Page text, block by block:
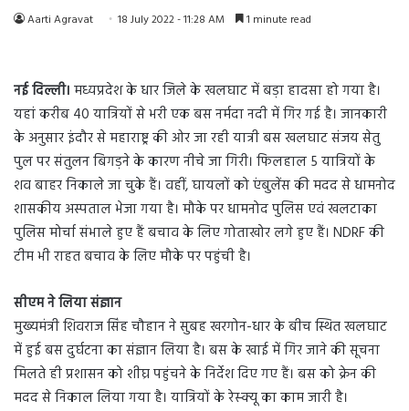
Aarti Agravat 18 July 2022 - 11:28 AM 1 minute read
नई दिल्ली। मध्यप्रदेश के धार जिले के खलघाट में बड़ा हादसा हो गया है।
यहां करीब 40 यात्रियों से भरी एक बस नर्मदा नदी में गिर गई है। जानकारी
के अनुसार इंदौर से महाराष्ट्र की ओर जा रही यात्री बस खलघाट संजय सेतु
पुल पर संतुलन बिगड़ने के कारण नीचे जा गिरी। फिलहाल 5 यात्रियों के
शव बाहर निकाले जा चुके हैं। वहीं, घायलों को एंबुलेंस की मदद से धामनोद
शासकीय अस्पताल भेजा गया है। मौके पर धामनोद पुलिस एवं खलटाका
पुलिस मोर्चा संभाले हुए हैं बचाव के लिए गोताखोर लगे हुए हैं। NDRF की
टीम भी राहत बचाव के लिए मौके पर पहुंची है।
सीएम ने लिया संज्ञान
मुख्यमंत्री शिवराज सिंह चौहान ने सुबह खरगोन-धार के बीच स्थित खलघाट
में हुई बस दुर्घटना का संज्ञान लिया है। बस के खाई में गिर जाने की सूचना
मिलते ही प्रशासन को शीघ्र पहुंचने के निर्देश दिए गए हैं। बस को क्रेन की
मदद से निकाल लिया गया है। यात्रियों के रेस्क्यू का काम जारी है।